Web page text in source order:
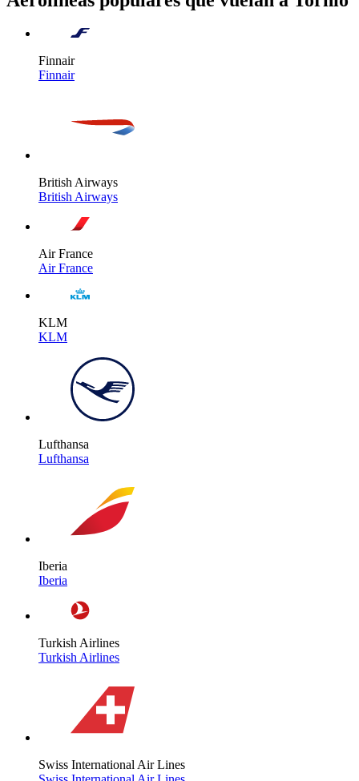
Finnair
Finnair
British Airways
British Airways
Air France
Air France
KLM
KLM
Lufthansa
Lufthansa
Iberia
Iberia
Turkish Airlines
Turkish Airlines
Swiss International Air Lines